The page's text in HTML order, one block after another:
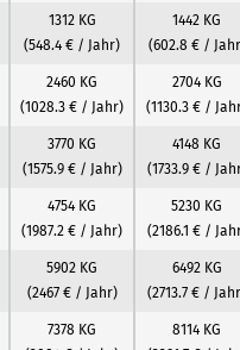
1312 KG
(548.4 € / Jahr)
1442 KG
(602.8 € /
2460 KG
(1028.3 € / Jahr)
2704 KG
(1130.3 € /
3770 KG
(1575.9 € / Jahr)
4148 KG
(1733.9 € /
4754 KG
(1987.2 € / Jahr)
5230 KG
(2186.1 € /
5902 KG
(2467 € / Jahr)
6492 KG
(2713.7 € /
7378 KG
8114 KG